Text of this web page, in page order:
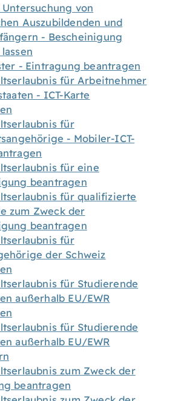
von
Auszubildenden und
- Bescheinigung
- Eintragung beantragen
für Arbeitnehmer
- ICT-Karte
für
- Mobiler-ICT-
für eine
beantragen
für qualifizierte
zum Zweck der
beantragen
für
der Schweiz
für Studierende
außerhalb EU/EWR
für Studierende
außerhalb EU/EWR
zum Zweck der
beantragen